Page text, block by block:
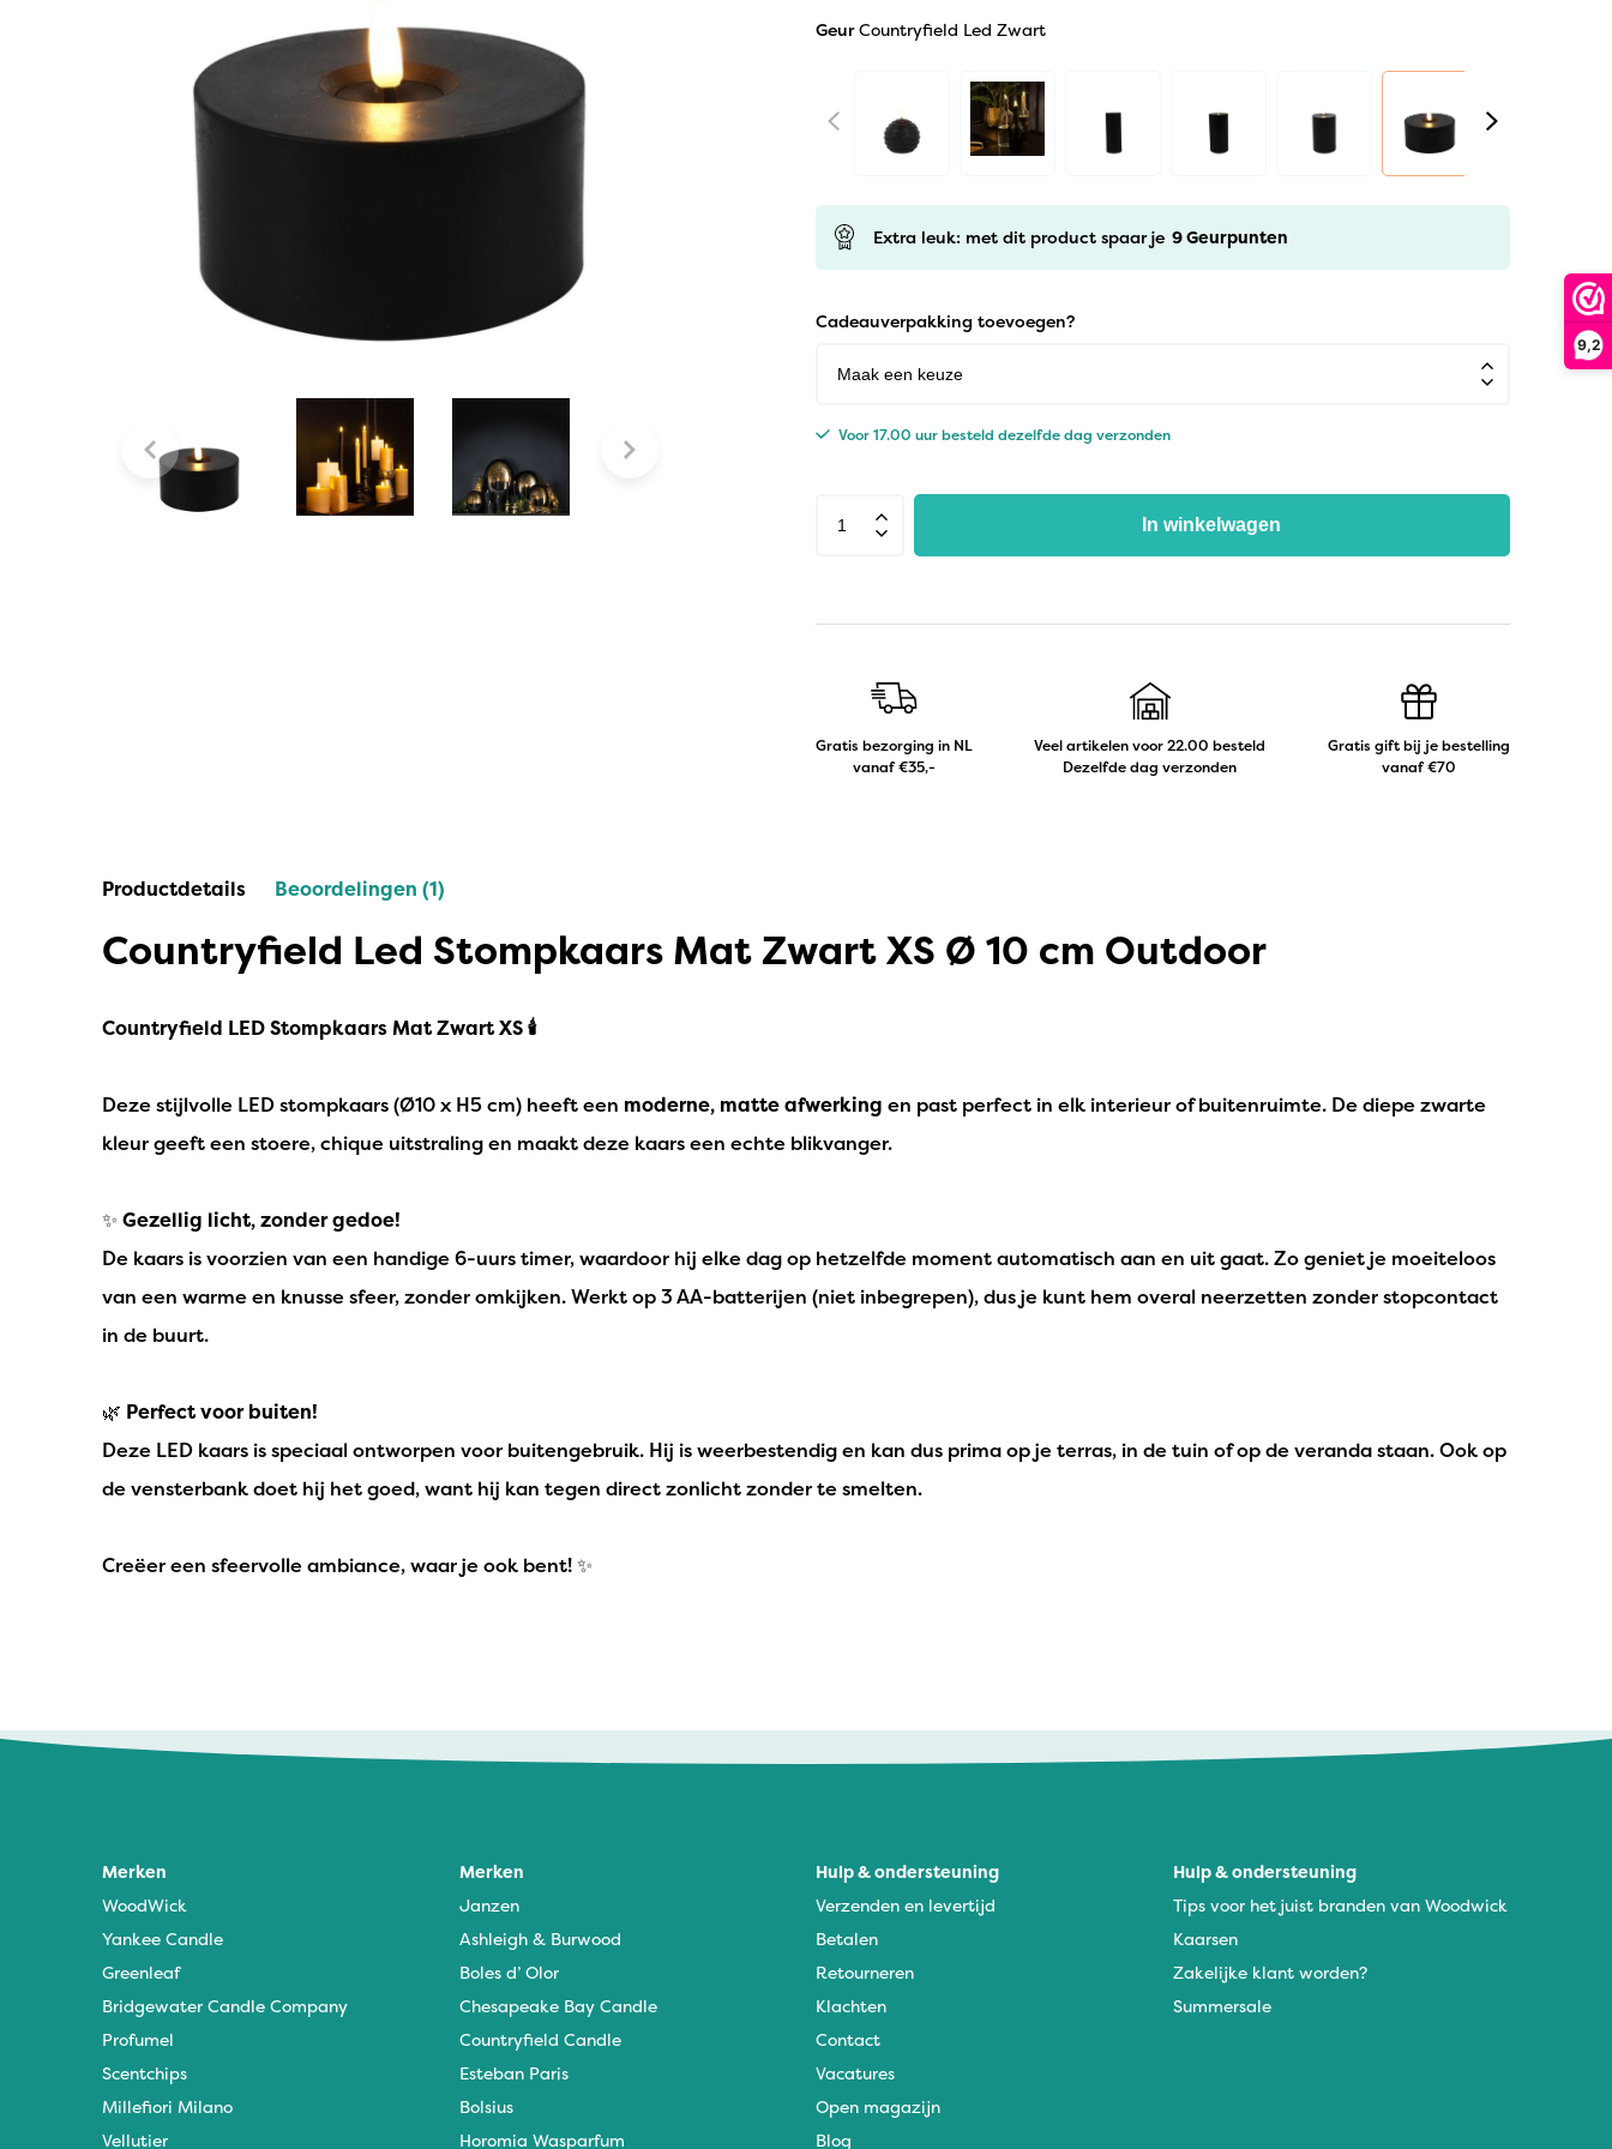
9,2
Village Candle
Millefiori Milano
Scentchips
Horomia Wasparfum
Boles d' Olor
Countryfield Candle
Vellutier
Max Benjamin
GeurCountryfield Led Zwart
Extra leuk: met dit product spaar je 9Geurpunten
Cadeauverpakking toevoegen?
Voor 17.00 uur besteld dezelfde dag verzonden
In winkelwagen
Gratis bezorging in NL
vanaf €35,-
Veel artikelen voor 22.00 besteld
Dezelfde dag verzonden
Gratis gift bij je bestelling
vanaf €70
Productdetails Beoordelingen (1)
Countryfield Led Stompkaars Mat Zwart XS Ø 10 cm Outdoor
Countryfield LED Stompkaars Mat Zwart XS 🕯️
Deze stijlvolle LED stompkaars (Ø10 x H5 cm) heeft een moderne, matte afwerking en past perfect in elk interieur of buitenruimte. De diepe zwarte
kleur geeft een stoere, chique uitstraling en maakt deze kaars een echte blikvanger.
✨ Gezellig licht, zonder gedoe!
De kaars is voorzien van een handige 6-uurs timer, waardoor hij elke dag op hetzelfde moment automatisch aan en uit gaat. Zo geniet je moeiteloos
van een warme en knusse sfeer, zonder omkijken. Werkt op 3 AA-batterijen (niet inbegrepen), dus je kunt hem overal neerzetten zonder stopcontact
in de buurt.
🌿 Perfect voor buiten!
Deze LED kaars is speciaal ontworpen voor buitengebruik. Hij is weerbestendig en kan dus prima op je terras, in de tuin of op de veranda staan. Ook op
de vensterbank doet hij het goed, want hij kan tegen direct zonlicht zonder te smelten.
Creëer een sfeervolle ambiance, waar je ook bent! ✨
Merken
WoodWick
Yankee Candle
Greenleaf
Bridgewater Candle Company
Profumel
Scentchips
Millefiori Milano
Vellutier
Merken
Janzen
Ashleigh & Burwood
Boles d’ Olor
Chesapeake Bay Candle
Countryfield Candle
Esteban Paris
Bolsius
Horomia Wasparfum
Hulp & ondersteuning
Verzenden en levertijd
Betalen
Retourneren
Klachten
Contact
Vacatures
Open magazijn
Blog
Hulp & ondersteuning
Tips voor het juist branden van Woodwick
Kaarsen
Zakelijke klant worden?
Summersale